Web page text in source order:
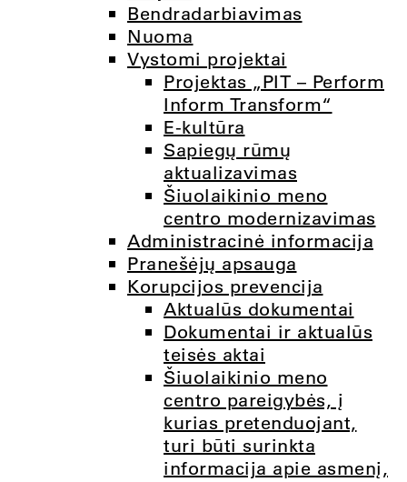
Bendradarbiavimas
Nuoma
Vystomi projektai
Projektas „PIT – Perform
Inform Transform“
E-kultūra
Sapiegų rūmų
aktualizavimas
Šiuolaikinio meno
centro modernizavimas
Administracinė informacija
Pranešėjų apsauga
Korupcijos prevencija
Aktualūs dokumentai
Dokumentai ir aktualūs
teisės aktai
Šiuolaikinio meno
centro pareigybės, į
kurias pretenduojant,
turi būti surinkta
informacija apie asmenį,